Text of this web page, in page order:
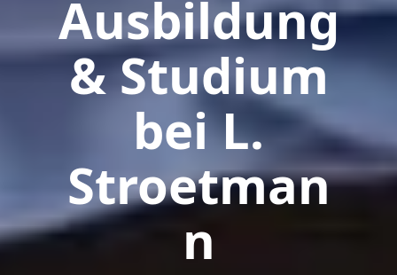
Ausbildung
& Studium
bei L.
Stroetman
n